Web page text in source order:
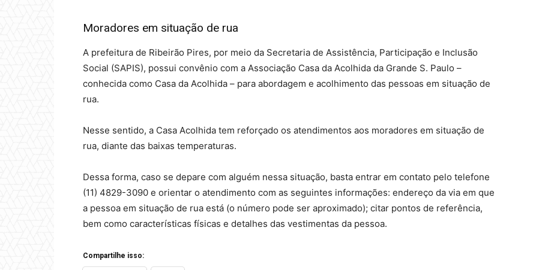
Moradores em situação de rua
A prefeitura de Ribeirão Pires, por meio da Secretaria de Assistência, Participação e Inclusão
Social (SAPIS), possui convênio com a Associação Casa da Acolhida da Grande S. Paulo –
conhecida como Casa da Acolhida – para abordagem e acolhimento das pessoas em situação de
rua.
Nesse sentido, a Casa Acolhida tem reforçado os atendimentos aos moradores em situação de
rua, diante das baixas temperaturas.
Dessa forma, caso se depare com alguém nessa situação, basta entrar em contato pelo telefone
(11) 4829-3090 e orientar o atendimento com as seguintes informações: endereço da via em que
a pessoa em situação de rua está (o número pode ser aproximado); citar pontos de referência,
bem como características físicas e detalhes das vestimentas da pessoa.
Compartilhe isso: